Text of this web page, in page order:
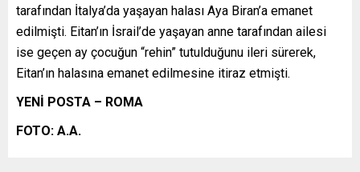
tarafından İtalya’da yaşayan halası Aya Biran’a emanet
edilmişti. Eitan’ın İsrail’de yaşayan anne tarafından ailesi
ise geçen ay çocuğun “rehin” tutulduğunu ileri sürerek,
Eitan’ın halasına emanet edilmesine itiraz etmişti.
YENİ POSTA – ROMA
FOTO: A.A.